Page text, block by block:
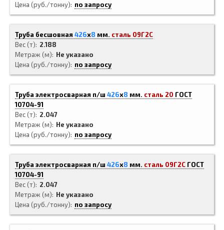
Цена (руб./тонну)
по запросу
Труба бесшовная 426x8 мм. сталь 09Г2С
Вес (т)
2.188
Метраж (м)
Не указано
Цена (руб./тонну)
по запросу
Труба электросварная п/ш 426x8 мм. сталь 20 ГОСТ
10704-91
Вес (т)
2.047
Метраж (м)
Не указано
Цена (руб./тонну)
по запросу
Труба электросварная п/ш 426x8 мм. сталь 09Г2С ГОСТ
10704-91
Вес (т)
2.047
Метраж (м)
Не указано
Цена (руб./тонну)
по запросу